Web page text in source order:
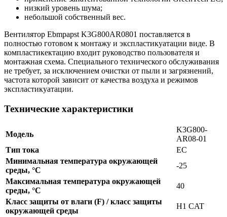
низкий уровень шума;
небольшой собственный вес.
Вентилятор Ebmpapst K3G800AR0801 поставляется в
полностью готовом к монтажу и экспластикуатации виде. В
компластикектацию входит руководство пользователя и
монтажная схема. Специального технического обслуживания
не требует, за исключением очистки от пыли и загрязнений,
частота которой зависит от качества воздуха и режимов
экспластикуатации.
Технические характеристики
Модель
K3G800-
AR08-01
Тип тока
EC
Минимальная температура окружающей
среды, °C
-25
Максимальная температура окружающей
среды, °C
40
Класс защиты от влаги (F) / класс защиты
окружающей среды
H1 CAT